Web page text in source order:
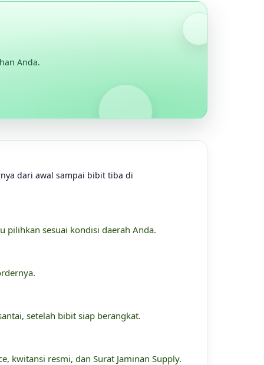
Anda.
dari awal sampai bibit tiba di
pilihkan sesuai kondisi daerah Anda.
setelah bibit siap berangkat.
kwitansi resmi, dan Surat Jaminan Supply.